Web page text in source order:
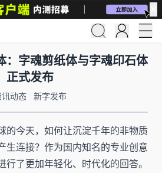
：字魂剪纸体与字魂印石体
正式发布
讯动态 新字发布
的今天，如何让沉淀千年的非物质
生连接？作为国内知名的专业创意
行了更加年轻化、时代化的回答。